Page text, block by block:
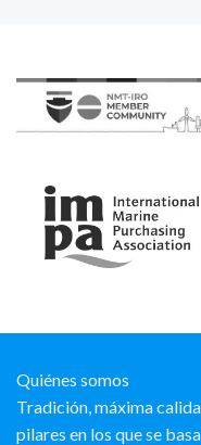
Quiénes somos
Tradición, máxima
pilares en los que se